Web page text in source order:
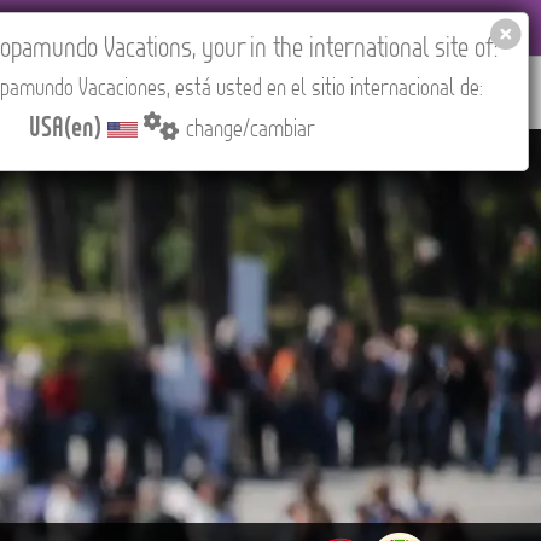
ABOUT US CONTACT Find your Tour
Vacations, your in the international site of:
Vacaciones, está usted en el sitio internacional de:
USA(en) change/cambiar